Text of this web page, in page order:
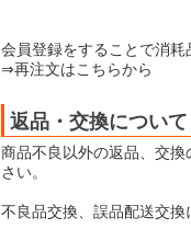
会員登録をすることで消
⇒再注文はこちらから
返品・交換について
商品不良以外の返品、交
さい。
不良品交換、誤品配送交